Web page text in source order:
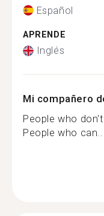
Español
APRENDE
Inglés
Mi compañero
People who
People who